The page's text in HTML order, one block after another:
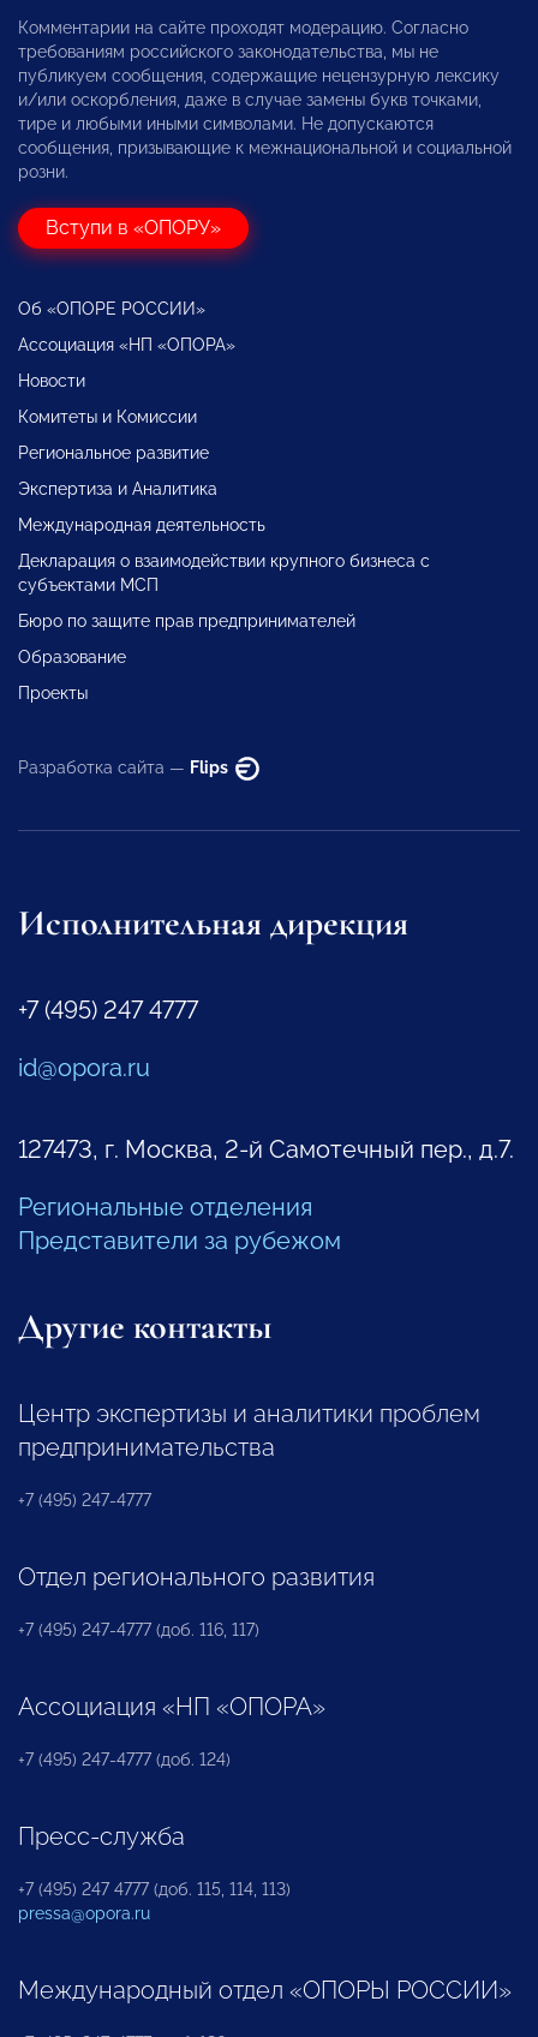
Комментарии на сайте проходят модерацию. Согласно
требованиям российского законодательства, мы не
публикуем сообщения, содержащие нецензурную лексику
и/или оскорбления, даже в случае замены букв точками,
тире и любыми иными символами. Не допускаются
сообщения, призывающие к межнациональной и социальной
розни.
Вступи в «ОПОРУ»
Об «ОПОРЕ РОССИИ»
Ассоциация «НП «ОПОРА»
Новости
Комитеты и Комиссии
Региональное развитие
Экспертиза и Аналитика
Международная деятельность
Декларация о взаимодействии крупного бизнеса с
субъектами МСП
Бюро по защите прав предпринимателей
Образование
Проекты
Разработка сайта — Flips
Исполнительная дирекция
+7 (495) 247 4777
id@opora.ru
127473, г. Москва, 2-й Самотечный пер., д.7.
Региональные отделения
Представители за рубежом
Другие контакты
Центр экспертизы и аналитики проблем
предпринимательства
+7 (495) 247-4777
Отдел регионального развития
+7 (495) 247-4777 (доб. 116, 117)
Ассоциация «НП «ОПОРА»
+7 (495) 247-4777 (доб. 124)
Пресс-служба
+7 (495) 247 4777 (доб. 115, 114, 113)
pressa@opora.ru
Международный отдел «ОПОРЫ РОССИИ»